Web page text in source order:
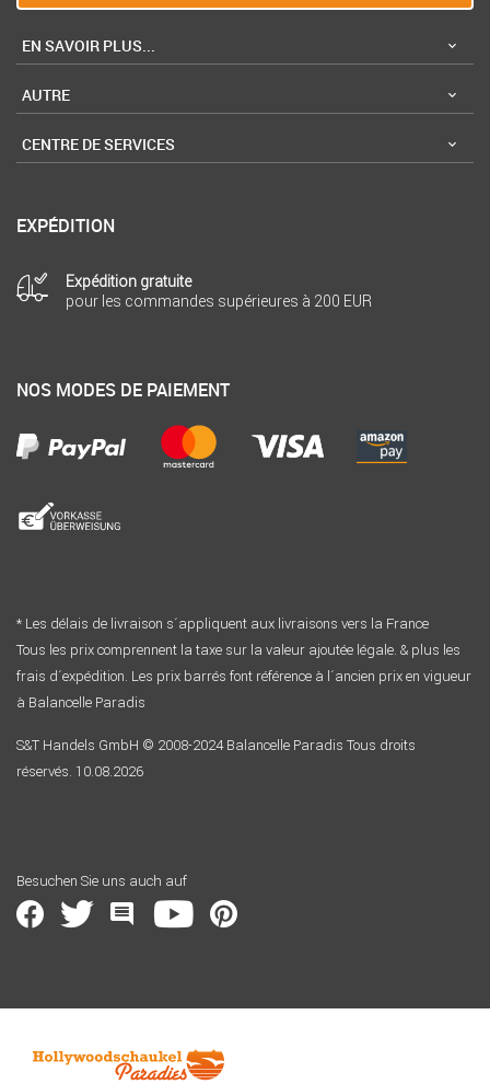
EN SAVOIR PLUS...
AUTRE
CENTRE DE SERVICES
EXPÉDITION
Expédition gratuite
pour les commandes supérieures à 200 EUR
NOS MODES DE PAIEMENT
* Les délais de livraison s´appliquent aux livraisons vers la France
Tous les prix comprennent la taxe sur la valeur ajoutée légale. & plus les
frais d´expédition. Les prix barrés font référence à l´ancien prix en vigueur
à Balancelle Paradis
S&T Handels GmbH © 2008-2024 Balancelle Paradis Tous droits
réservés. 10.08.2026
Besuchen Sie uns auch auf